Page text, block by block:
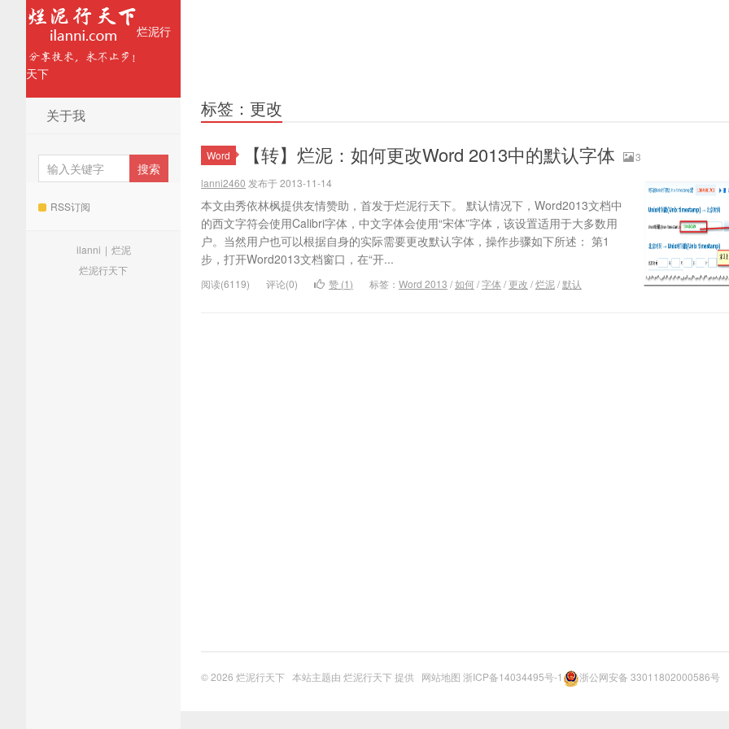
烂泥行
天下
关于我
RSS订阅
ilanni | 烂泥
烂泥行天下
标签：更改
Word 【转】烂泥：如何更改Word 2013中的默认字体
3
lanni2460 发布于 2013-11-14
本文由秀依林枫提供友情赞助，首发于烂泥行天下。 默认情况下，Word2013文档中
的西文字符会使用Calibri字体，中文字体会使用“宋体”字体，该设置适用于大多数用
户。当然用户也可以根据自身的实际需要更改默认字体，操作步骤如下所述： 第1
步，打开Word2013文档窗口，在“开...
阅读(6119) 评论(0) 赞 (1) 标签： Word 2013 /如何/字体 /更改 /烂泥/默认
© 2026 烂泥行天下 本站主题由 烂泥行天下提供 网站地图 浙ICP备14034495号-1 浙公网安备 33011802000586号